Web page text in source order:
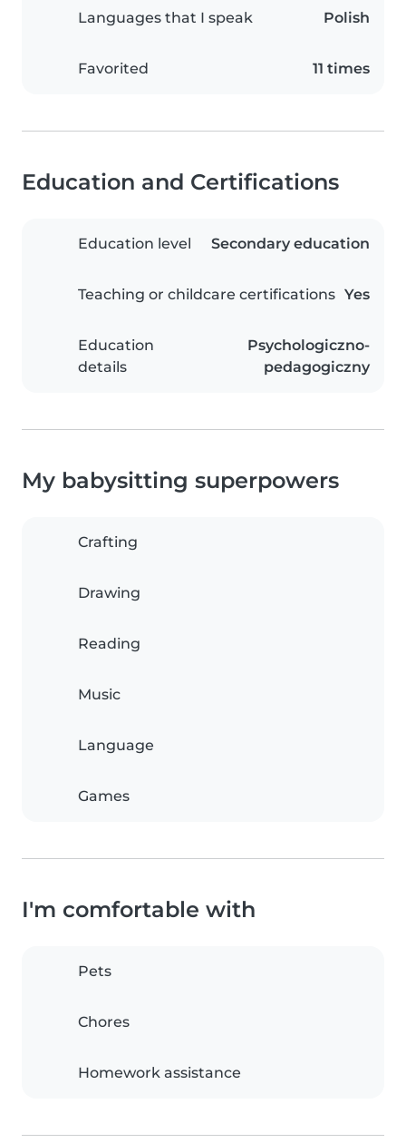
Languages that I speak Polish
Favorited 11 times
Education and Certifications
Education level Secondary education
Teaching or childcare certifications Yes
Education
details
Psychologiczno-
pedagogiczny
My babysitting superpowers
Crafting
Drawing
Reading
Music
Language
Games
I'm comfortable with
Pets
Chores
Homework assistance